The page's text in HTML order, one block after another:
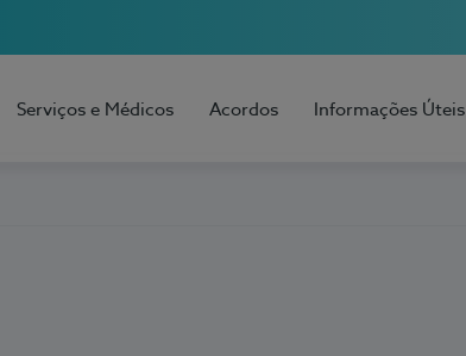
Serviços e Médicos Acordos Informações Úteis